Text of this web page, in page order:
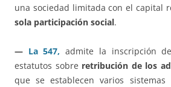
una sociedad limitada con el capital
sola participación social.
— La 547, admite la inscripción
estatutos sobre retribución de los
que se establecen varios